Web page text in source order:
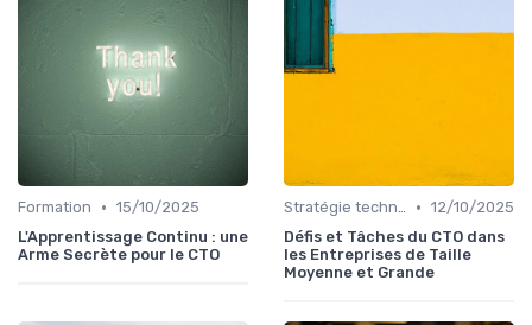
Formation • 15/10/2025
L'Apprentissage Continu : une
Arme Secrète pour le CTO
Stratégie technologique • 12/10/2025
Défis et Tâches du CTO dans
les Entreprises de Taille
Moyenne et Grande